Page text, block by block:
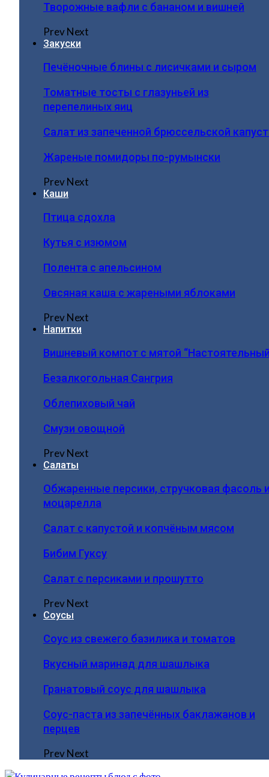
Творожные вафли с бананом и вишней
PrevNext
Закуски
Печёночные блины с лисичками и сыром
Томатные тосты с глазуньей из
перепелиных яиц
Салат из запеченной брюссельской
Жареные помидоры по-румынски
PrevNext
Каши
Птица сдохла
Кутья с изюмом
Полента с апельсином
Овсяная каша с жареными яблоками
PrevNext
Напитки
Вишневый компот с мятой
Безалкогольная Сангрия
Облепиховый чай
Смузи овощной
PrevNext
Салаты
Обжаренные персики, стручковая фасоль
моцарелла
Салат с капустой и копчёным мясом
Бибим Гуксу
Салат с персиками и прошутто
PrevNext
Соусы
Соус из свежего базилика и томатов
Вкусный маринад для шашлыка
Гранатовый соус для шашлыка
Соус-паста из запечённых баклажанов и
перцев
PrevNext